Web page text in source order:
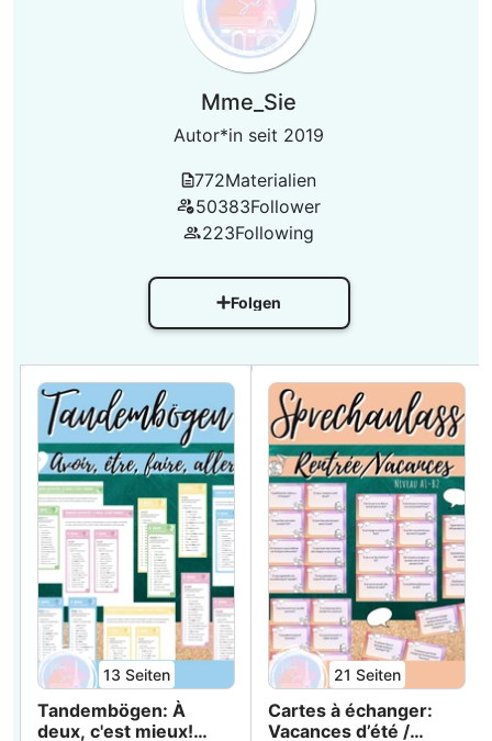
Mme_Sie
Autor*in seit 2019
772Materialien
50383Follower
223Following
Folgen
13 Seiten
Tandembögen: À
deux, c'est mieux!
21 Seiten
Cartes à échanger:
Vacances d’été /